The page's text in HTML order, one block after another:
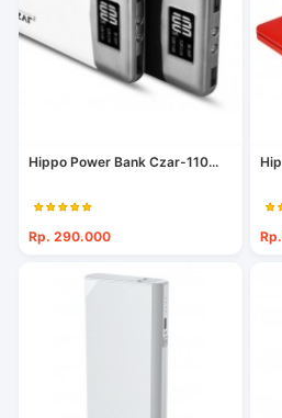
Hippo Power Bank Czar-110...
Rp. 290.000